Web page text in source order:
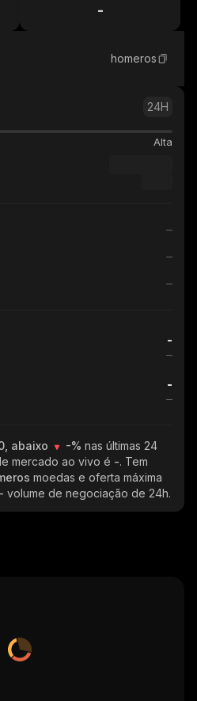
-
homeros
24H
Alta
-
-
abaixo -% nas últimas 24
mercado ao vivo é -. Tem
moedas e oferta máxima
- volume de negociação de 24h.